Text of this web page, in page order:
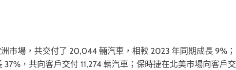
市場，共交付了 20,044 輛汽車，相較 2023 年同期成長 9%；
，共向客戶交付 11,274 輛汽車；保時捷在北美市場向客戶交